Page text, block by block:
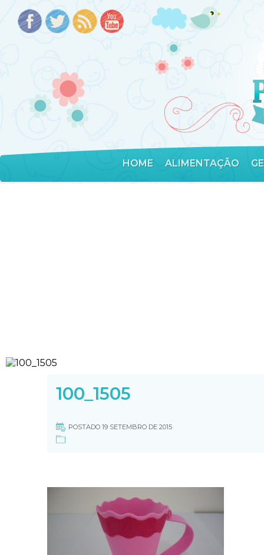
HOME ALIMENTAÇÃO
100_1505
POSTADO 19 SETEMBRO DE 2015